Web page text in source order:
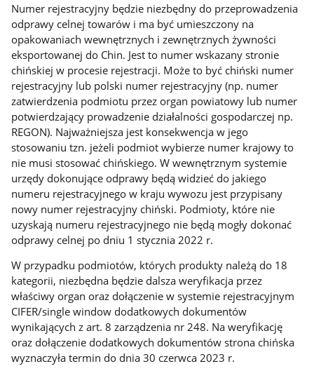
Numer rejestracyjny będzie niezbędny do przeprowadzenia
odprawy celnej towarów i ma być umieszczony na
opakowaniach wewnętrznych i zewnętrznych żywności
eksportowanej do Chin. Jest to numer wskazany stronie
chińskiej w procesie rejestracji. Może to być chiński numer
rejestracyjny lub polski numer rejestracyjny (np. numer
zatwierdzenia podmiotu przez organ powiatowy lub numer
potwierdzający prowadzenie działalności gospodarczej np.
REGON). Najważniejsza jest konsekwencja w jego
stosowaniu tzn. jeżeli podmiot wybierze numer krajowy to
nie musi stosować chińskiego. W wewnętrznym systemie
urzędy dokonujące odprawy będą widzieć do jakiego
numeru rejestracyjnego w kraju wywozu jest przypisany
nowy numer rejestracyjny chiński. Podmioty, które nie
uzyskają numeru rejestracyjnego nie będą mogły dokonać
odprawy celnej po dniu 1 stycznia 2022 r.
W przypadku podmiotów, których produkty należą do 18
kategorii, niezbędna będzie dalsza weryfikacja przez
właściwy organ oraz dołączenie w systemie rejestracyjnym
CIFER/single window dodatkowych dokumentów
wynikających z art. 8 zarządzenia nr 248. Na weryfikację
oraz dołączenie dodatkowych dokumentów strona chińska
wyznaczyła termin do dnia 30 czerwca 2023 r.